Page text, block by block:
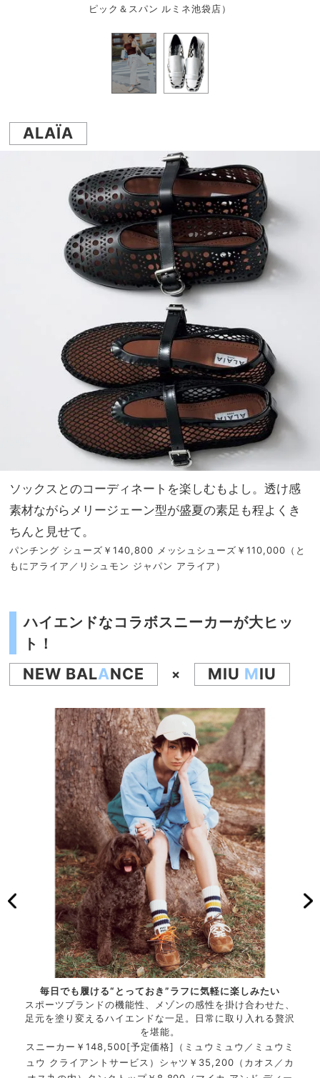
ピック＆スパン ルミネ池袋店）
ALAÏA
ソックスとのコーディネートを楽しむもよし。透け感
素材ながらメリージェーン型が盛夏の素足も程よくき
ちんと見せて。
パンチング シューズ￥140,800 メッシュシューズ￥110,000（と
もにアライア／リシュモン ジャパン アライア）
ハイエンドなコラボスニーカーが大ヒッ
ト！
NEW BALANCE × MIU MIU
毎日でも履ける“とっておき”ラフに気軽に楽しみたい
スポーツブランドの機能性、メゾンの感性を掛け合わせた、
足元を塗り変えるハイエンドな一足。日常に取り入れる贅沢
を堪能。
スニーカー￥148,500[予定価格]（ミュウミュウ／ミュウミ
ュウ クライアントサービス）シャツ￥35,200（カオス／カ